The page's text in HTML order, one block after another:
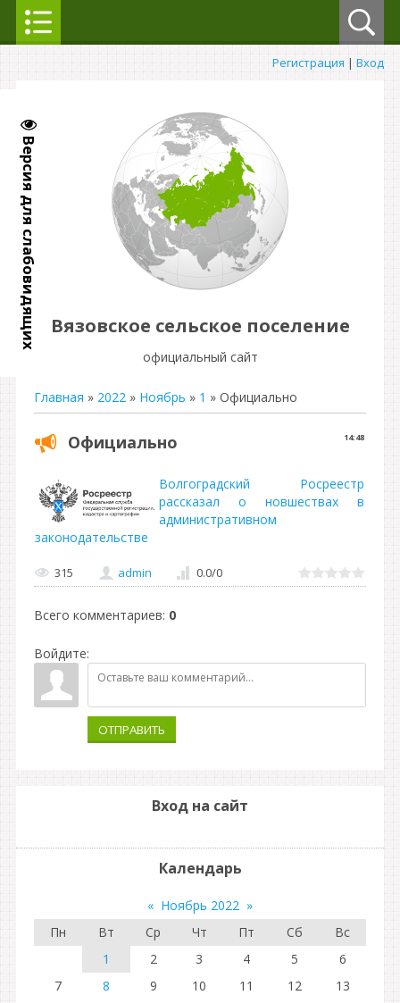
Версия для слабовидящих
Регистрация | Вход
Вязовское сельское поселение
официальный сайт
Главная » 2022 » Ноябрь » 1 » Официально
14:48
Официально
Волгоградский Росреестр
рассказал о новшествах в
административном
законодательстве
315 admin 0.0/0
Всего комментариев: 0
Войдите:
ОТПРАВИТЬ
Вход на сайт
Календарь
« Ноябрь 2022 »
Пн
Вт Ср Чт Пт Сб
Вс
1
2 3 4 5
6
7
8 9 10 11 12
13